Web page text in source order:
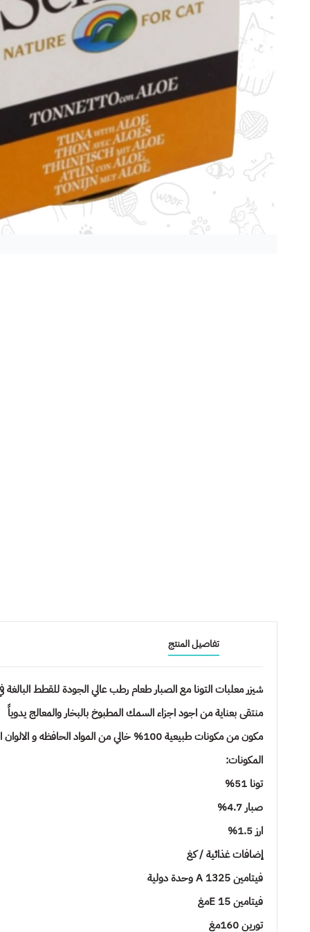
تفاصيل المنتج
شيزر معلبات التونا مع الصبار طعام رطب عالي الجودة للقطط البالغة
منتقى بعناية من اجود اجزاء السمك المطبوخ بالبخار والمعالج يدوياً
مكون من مكونات طبيعية 100% خالي من المواد الحافظه و الالوان الصناعية
المكونات:
تونا 51%
صبار 4.7%
ارز 1.5%
إضافات غذائية / كغ
فيتامين A 1325 وحدة دولية
فيتامين E 15مغ
تورين 160مغ